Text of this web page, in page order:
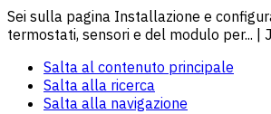
Sei sulla pagina Installazione e
termostati, sensori e del modulo per... |
Salta al contenuto principale
Salta alla ricerca
Salta alla navigazione